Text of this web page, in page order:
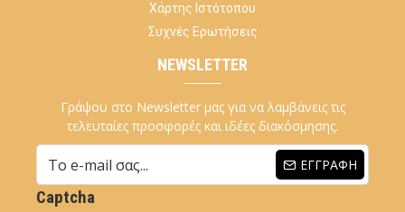
Χάρτης Ιστότοπου
Συχνές Ερωτήσεις
NEWSLETTER
Γράψου στο Newsletter μας για να λαμβάνεις τις
τελευταίες προσφορές και ιδέες διακόσμησης.
ΕΓΓΡΑΦΉ
Captcha